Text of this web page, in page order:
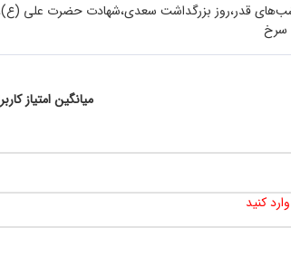
قدر،روز بزرگداشت سعدی،شهادت حضرت علی
سرخ
میانگین امتیاز کاربران: 0.0
کنید